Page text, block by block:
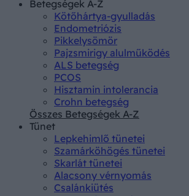
Betegségek A-Z
Kötőhártya-gyulladás
Endometriózis
Pikkelysömör
Pajzsmirigy alulműködés
ALS betegség
PCOS
Hisztamin intolerancia
Crohn betegség
Összes Betegségek A-Z
Tünet
Lepkehimlő tünetei
Szamárköhögés tünetei
Skarlát tünetei
Alacsony vérnyomás
Csalánkiütés